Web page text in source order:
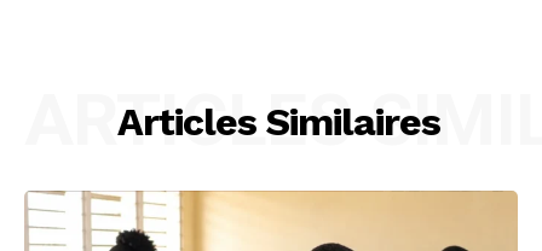
Articles Similaires
ARTICLES